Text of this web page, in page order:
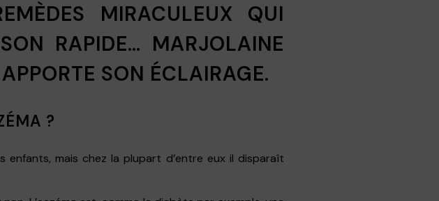
MIRACULEUX QUI
RAPIDE… MARJOLAINE
SON ÉCLAIRAGE.
?
enfants, mais chez la plupart d’entre eux il disparaît